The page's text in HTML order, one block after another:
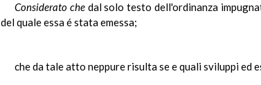
Considerato chedal solo testo dell'ordinanza
del quale essa é stata emessa;
che da tale atto neppure risulta se e quali sviluppi ed